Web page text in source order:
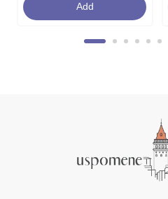
Add